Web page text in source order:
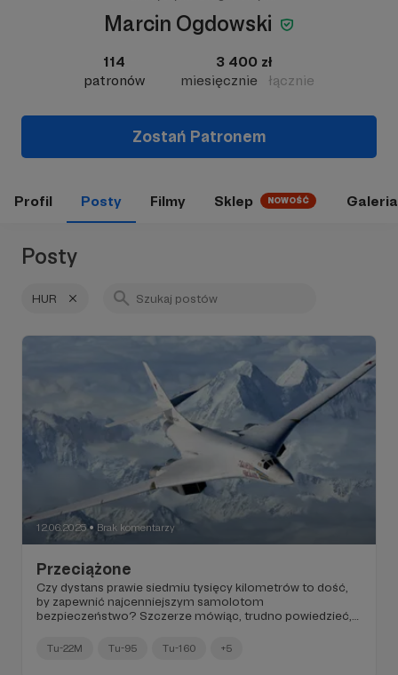
Marcin Ogdowski
114
patronów
3 400 zł
miesięcznie
łącznie
Zostań Patronem
Profil Posty Filmy Sklep NOWOŚĆ Galeria
Posty
HUR
12.06.2025 ● Brak komentarzy
Przeciążone
Czy dystans prawie siedmiu tysięcy kilometrów to dość,
by zapewnić najcenniejszym samolotom
bezpieczeństwo? Szczerze mówiąc, trudno powiedzieć,
Tu-22M Tu-95 Tu-160 +5